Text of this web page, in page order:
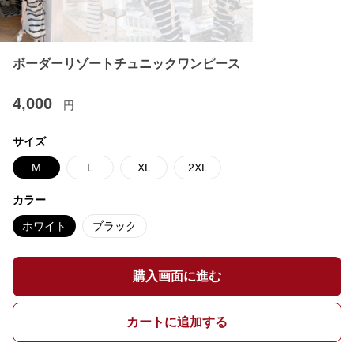
ボーダーリゾートチュニックワンピース
4,000 円
サイズ
M L XL 2XL
カラー
ホワイト ブラック
購入画面に進む
カートに追加する